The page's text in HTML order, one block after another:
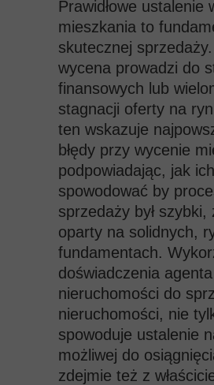
Prawidłowe ustalenie
mieszkania to
skutecznej sprzedaży.
wycena prowadzi do
finansowych lub
stagnacji oferty na
ten wskazuje
błędy przy wycenie
podpowiadając, jak
spowodować by
sprzedaży był szybki,
oparty na solidnych,
fundamentach.
doświadczenia agenta
nieruchomości do
nieruchomości, nie
spowoduje ustalenie
możliwej do
zdejmie też z